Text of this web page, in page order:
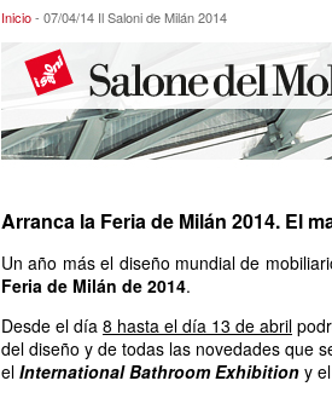
07/04/14 Il Saloni de Milán 2014
Inicio- 07/04/14 Il Saloni de Milán 2014
Arranca la Feria de Milán 2014. El
Un año más el diseño mundial de
Feria de Milán de 2014.
Desde el día 8 hasta el día 13 de abril
del diseño y de todas las novedades que
el International Bathroom Exhibition y el